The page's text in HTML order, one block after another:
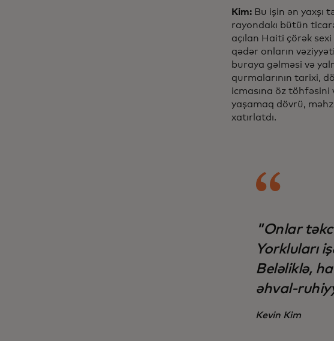
Kim: Bu işin ən yaxşı
rayondakı bütün
açılan Haiti çörək
qədər onların
buraya gəlməsi və
qurmalarının tarixi,
icmasına öz töhfəsini
yaşamaq dövrü,
xatırlatdı.
"Onlar
Yorkluları
Beləliklə,
əhval-
Kevin Kim